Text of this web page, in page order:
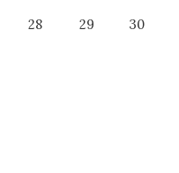
28 29
30